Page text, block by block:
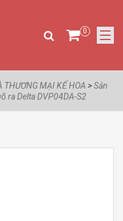
0
THƯƠNG MẠI KẾ HOA >Sản
ra Delta DVP04DA-S2